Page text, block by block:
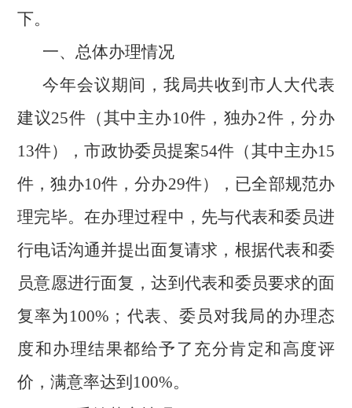
下。
一、总体办理情况
今年会议期间 ，我局共收到市人大代表
建议25件（其中主办10件，独办2件，分办
13件），市政协委员提案54件（其中主办15
件，独办10件，分办29件）， 已全部规范办
理完毕。在办理过程中，先与代表和委员进
行电话沟通并提出面复请求，根据代表和委
员意愿进行面复，达到代表和委员要求的面
复率为 100%；代表、委员对我局的办理态
度和办理结果都给予了充分肯定和高度评
价，满意率达到100%。